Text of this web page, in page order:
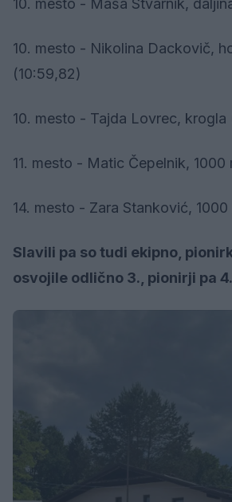
10. mesto - Maša Stvarnik,
10. mesto - Nikolina Dackovič,
(10:59,82)
10. mesto - Tajda Lovrec, krogla
11. mesto - Matic Čepelnik, 1000
14. mesto - Zara Stanković, 1000
Slavili pa so tudi ekipno,
osvojile odlično 3., pionirji pa